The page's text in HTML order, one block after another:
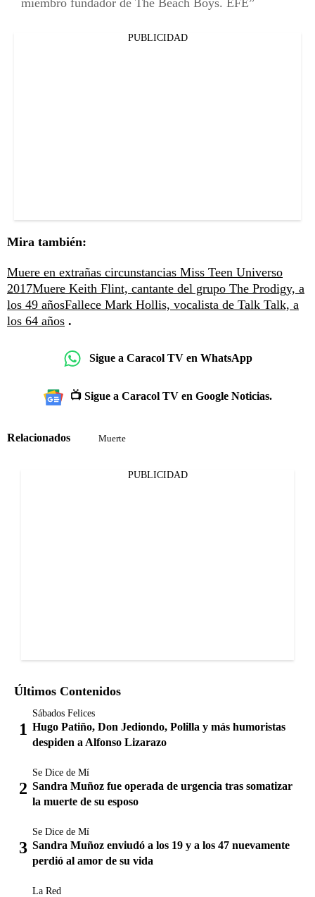
PUBLICIDAD
Mira también:
Muere en extrañas circunstancias Miss Teen Universo
2017Muere Keith Flint, cantante del grupo The Prodigy, a
los 49 añosFallece Mark Hollis, vocalista de Talk Talk, a
los 64 años .
Sigue a Caracol TV en WhatsApp
📺 Sigue a Caracol TV en Google Noticias.
Relacionados Muerte
PUBLICIDAD
Últimos Contenidos
Sábados Felices
Hugo Patiño, Don Jediondo, Polilla y más humoristas
despiden a Alfonso Lizarazo
Se Dice de Mí
Sandra Muñoz fue operada de urgencia tras somatizar
la muerte de su esposo
Se Dice de Mí
Sandra Muñoz enviudó a los 19 y a los 47 nuevamente
perdió al amor de su vida
La Red